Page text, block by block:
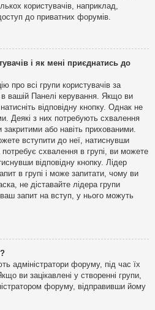
користувачів, наприклад,
до приватних форумів.
і як мені приєднатись до
про всі групи користувачів за
вашій Панелі керування. Якщо ви
відповідну кнопку. Однак не
Деякі з них потребують схвалення
або навіть прихованими.
вступити до неї, натиснувши
схвалення в групі, ви можете
відповідну кнопку. Лідер
в групі і може запитати, чому ви
не діставайте лідера групи
запит на вступ, у нього можуть
адміністратори форуму, під час їх
ви зацікавлені у створенні групи,
форуму, відправивши йому